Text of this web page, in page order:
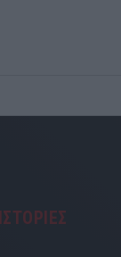
ΙΣΤΟΡΙΕΣ